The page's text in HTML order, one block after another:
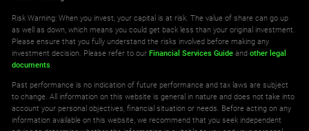
Risk Warning: When you invest, your capital is at risk. The value of share can go up
as well as down, which means you could get back less than your original investment.
Please ensure that you fully understand the risks involved before making any
investment decision. Please refer to ourFinancial Services Guide andother legal
documents
Past performance is no indication of future performance and tax laws are subject
to change. All information on this website is general in nature and does not take into
account your personal objectives, financial situation or needs. Before acting on any
information available on this website, we recommend that you seek independent